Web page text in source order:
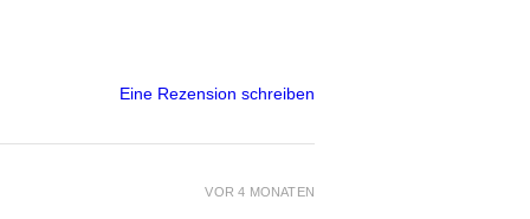
Eine Rezension schreiben
VOR 4 MONATEN